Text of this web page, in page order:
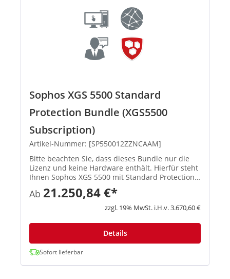
Sophos XGS 5500 Standard
Protection Bundle (XGS5500
Subscription)
Artikel-Nummer: [SP550012ZZNCAAM]
Bitte beachten Sie, dass dieses Bundle nur die
Lizenz und keine Hardware enthält. Hierfür steht
Ihnen Sophos XGS 5500 mit Standard Protection
zur Verfügung. In Standard Protection Bundle
enthalten Network...
Ab 21.250,84 €*
zzgl. 19% MwSt. i.H.v. 3.670,60 €
Details
Sofort lieferbar